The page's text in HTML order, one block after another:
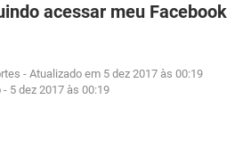
GMAIL
WHATSAPP
EXCEL
FACEBOOK
acessar meu Facebook
- Atualizado em 5 dez 2017 às 00:19
- 5 dez 2017 às 00:19